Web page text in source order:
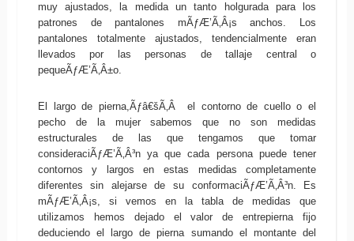
muy ajustados, la medida un tanto holgurada para los
patrones de pantalones mÃƒÆ’Ã‚Â¡s anchos. Los
pantalones totalmente ajustados, tendencialmente eran
llevados por las personas de tallaje central o
pequeÃƒÆ’Ã‚Â±o.
El largo de pierna,Ãƒâ€šÃ‚Â el contorno de cuello o el
pecho de la mujer sabemos que no son medidas
estructurales de las que tengamos que tomar
consideraciÃƒÆ’Ã‚Â³n ya que cada persona puede tener
contornos y largos en estas medidas completamente
diferentes sin alejarse de su conformaciÃƒÆ’Ã‚Â³n. Es
mÃƒÆ’Ã‚Â¡s, si vemos en la tabla de medidas que
utilizamos hemos dejado el valor de entrepierna fijo
deduciendo el largo de pierna sumando el montante del